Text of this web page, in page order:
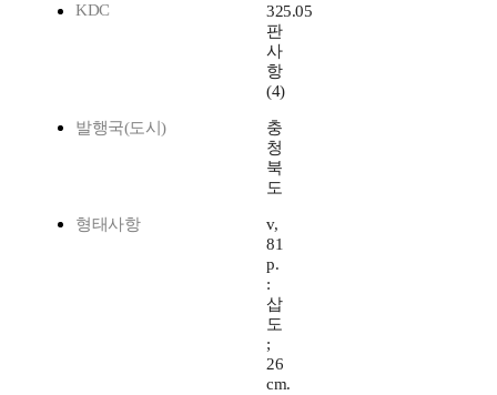
KDC
325.05
판
사
항
(4)
발행국(도시)
충
청
북
도
형태사항
v,
81
p.
:
삽
도
;
26
cm.